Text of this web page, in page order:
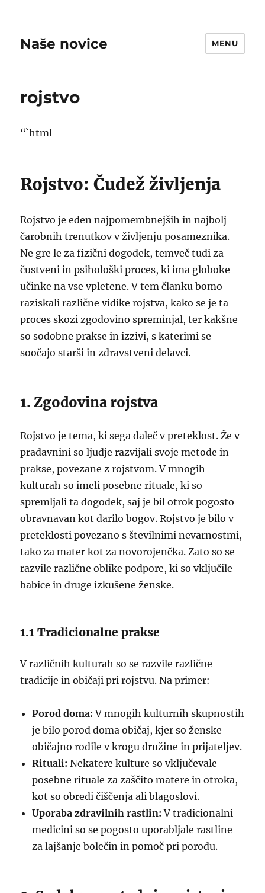
Naše novice MENU
rojstvo
“`html
Rojstvo: Čudež življenja
Rojstvo je eden najpomembnejših in najbolj
čarobnih trenutkov v življenju posameznika.
Ne gre le za fizični dogodek, temveč tudi za
čustveni in psihološki proces, ki ima globoke
učinke na vse vpletene. V tem članku bomo
raziskali različne vidike rojstva, kako se je ta
proces skozi zgodovino spreminjal, ter kakšne
so sodobne prakse in izzivi, s katerimi se
soočajo starši in zdravstveni delavci.
1. Zgodovina rojstva
Rojstvo je tema, ki sega daleč v preteklost. Že v
pradavnini so ljudje razvijali svoje metode in
prakse, povezane z rojstvom. V mnogih
kulturah so imeli posebne rituale, ki so
spremljali ta dogodek, saj je bil otrok pogosto
obravnavan kot darilo bogov. Rojstvo je bilo v
preteklosti povezano s številnimi nevarnostmi,
tako za mater kot za novorojenčka. Zato so se
razvile različne oblike podpore, ki so vključile
babice in druge izkušene ženske.
1.1 Tradicionalne prakse
V različnih kulturah so se razvile različne
tradicije in običaji pri rojstvu. Na primer:
Porod doma: V mnogih kulturnih skupnostih
je bilo porod doma običaj, kjer so ženske
običajno rodile v krogu družine in prijateljev.
Rituali: Nekatere kulture so vključevale
posebne rituale za zaščito matere in otroka,
kot so obredi čiščenja ali blagoslovi.
Uporaba zdravilnih rastlin: V tradicionalni
medicini so se pogosto uporabljale rastline
za lajšanje bolečin in pomoč pri porodu.